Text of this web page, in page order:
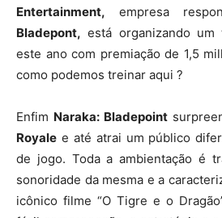
Entertainment, empresa
Bladepont, está organizando
este ano com premiação de 1,5
como podemos treinar aqui ?
Enfim Naraka: Bladepoint
Royale e até atrai um público
de jogo. Toda a ambientação é
sonoridade da mesma e a
icônico filme “O Tigre e o